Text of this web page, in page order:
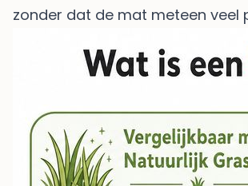
zonder dat de mat meteen veel